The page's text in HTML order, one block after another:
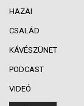
HAZAI
CSALÁD
KÁVÉSZÜNET
PODCAST
VIDEÓ